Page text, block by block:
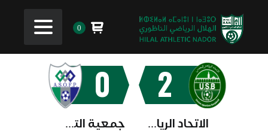
0
2
الاتحاد الرياضي البجعدي
0
جمعية التكوين المهني